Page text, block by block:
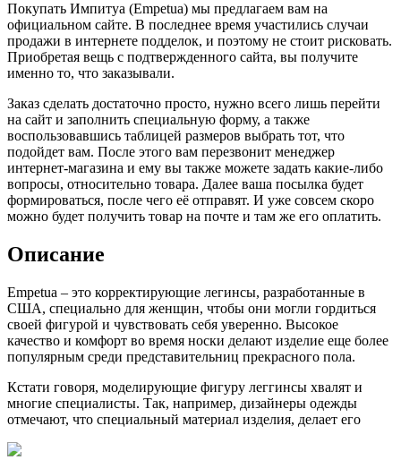
Покупать Импитуа (Empetua) мы предлагаем вам на
официальном сайте. В последнее время участились случаи
продажи в интернете подделок, и поэтому не стоит рисковать.
Приобретая вещь с подтвержденного сайта, вы получите
именно то, что заказывали.
Заказ сделать достаточно просто, нужно всего лишь перейти
на сайт и заполнить специальную форму, а также
воспользовавшись таблицей размеров выбрать тот, что
подойдет вам. После этого вам перезвонит менеджер
интернет-магазина и ему вы также можете задать какие-либо
вопросы, относительно товара. Далее ваша посылка будет
формироваться, после чего её отправят. И уже совсем скоро
можно будет получить товар на почте и там же его оплатить.
Описание
Empetua – это корректирующие легинсы, разработанные в
США, специально для женщин, чтобы они могли гордиться
своей фигурой и чувствовать себя уверенно. Высокое
качество и комфорт во время носки делают изделие еще более
популярным среди представительниц прекрасного пола.
Кстати говоря, моделирующие фигуру леггинсы хвалят и
многие специалисты. Так, например, дизайнеры одежды
отмечают, что специальный материал изделия, делает его